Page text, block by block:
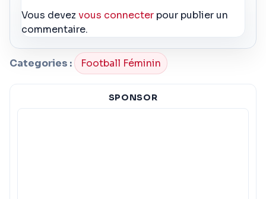
Vous devezvous connecter pour publier un
commentaire.
Categories : Football Féminin
SPONSOR